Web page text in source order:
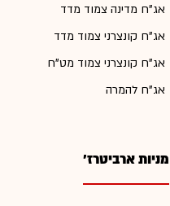
אג"ח מדינה צמוד מדד
אג"ח קונצרני צמוד מדד
אג"ח קונצרני צמוד מט"ח
אג"ח להמרה
מניות ארביטרז'